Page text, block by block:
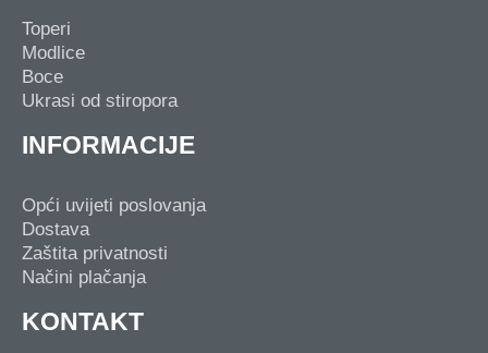
Toperi
Modlice
Boce
Ukrasi od stiropora
INFORMACIJE
Opći uvijeti poslovanja
Dostava
Zaštita privatnosti
Načini plačanja
KONTAKT